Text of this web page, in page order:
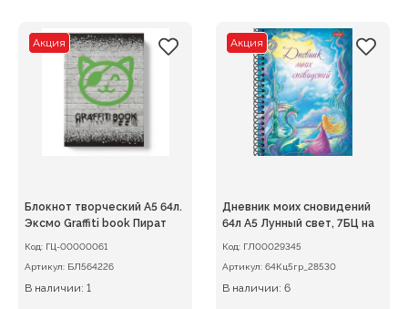
290,00 ₽.
176,00 ₽.
Акция
Блокнот творческий А5 64л.
Эксмо Graffiti book Пират
Код: ГЦ-00000061
Артикул: БЛ564226
В наличии: 1
Акция
Дневник моих сновидений
64л А5 Лунный свет, 7БЦ на
Код: ГЛ00029345
Артикул: 64Кц5гр_28530
В наличии: 6